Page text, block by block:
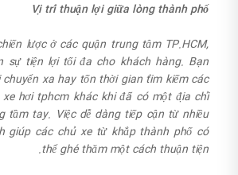
Vị trí thuận lợi giữa lòng thành phố
lược ở các quận trung tâm TP.HCM,
sự tiện lợi tối đa cho khách hàng. Bạn
xa hay tốn thời gian tìm kiếm các
hơi tphcm khác khi đã có một địa chỉ
tầm tay. Việc dễ dàng tiếp cận từ nhiều
giúp các chủ xe từ khắp thành phố có
thể ghé thăm một cách thuận tiện.